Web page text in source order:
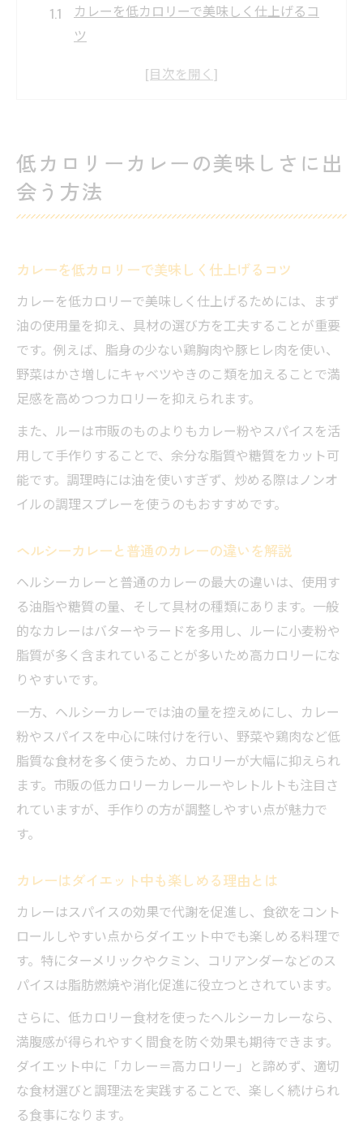
カレーを低カロリーで美味しく仕上げるコ
ツ
る
カレーのカロリーを下げる簡単な工夫とは
ダイエット中も満足できるカレー活用術
カレーの具材選びでカロリーを賢く調整
太らないカレーレシピの食べ方を徹底解説
低カロリーでも満足できるカレーの秘訣
カレーで痩せたい方のヘルシーな食べ方
ヘルシー食材で作るカレーアレンジ集
ヘルシーカレーを簡単に作るアレンジ術
カレーパウダーで作る低脂質カレーとは
カレー粉と食材の組み合わせでヘルシーに
脂質控えめカレーの新定番アイデア
脂質オフで楽しむカレーの作り方ポイント
カレー粉で叶えるヘルシーな味わいの秘密
低脂質カレーを簡単に作る調理法の工夫
カレーの油を控えても美味しい理由とは
カレーを低カロリーに保つ新発想アイデア
太らないカレー生活の実践テクニック
カレー好きも安心の太らない食べ方戦略
低カロリーカレーで賢くダイエットを続け
カレー生活でリバウンドしないコツ
無理なく続く低カロリーカレーの工夫
毎日でも飽きないカレー低カロリーレシピ
カレーのカロリーを抑える調理の工夫満載
ヘルシーカレーを習慣化するコツとポイン
ト
市販ルーを使わず低カロリーを実現する方
法
簡単に作れる続けやすいカレーの秘訣
低カロリーカレーの美味しさに出
会う方法
カレーを低カロリーで美味しく仕上げるコツ
カレーを低カロリーで美味しく仕上げるためには、まず
油の使用量を抑え、具材の選び方を工夫することが重要
です。例えば、脂身の少ない鶏胸肉や豚ヒレ肉を使い、
野菜はかさ増しにキャベツやきのこ類を加えることで満
足感を高めつつカロリーを抑えられます。
また、ルーは市販のものよりもカレー粉やスパイスを活
用して手作りすることで、余分な脂質や糖質をカット可
能です。調理時には油を使いすぎず、炒める際はノンオ
イルの調理スプレーを使うのもおすすめです。
ヘルシーカレーと普通のカレーの違いを解説
ヘルシーカレーと普通のカレーの最大の違いは、使用す
る油脂や糖質の量、そして具材の種類にあります。一般
的なカレーはバターやラードを多用し、ルーに小麦粉や
脂質が多く含まれていることが多いため高カロリーにな
りやすいです。
一方、ヘルシーカレーでは油の量を控えめにし、カレー
粉やスパイスを中心に味付けを行い、野菜や鶏肉など低
脂質な食材を多く使うため、カロリーが大幅に抑えられ
ます。市販の低カロリーカレールーやレトルトも注目さ
れていますが、手作りの方が調整しやすい点が魅力で
す。
カレーはダイエット中も楽しめる理由とは
カレーはスパイスの効果で代謝を促進し、食欲をコント
ロールしやすい点からダイエット中でも楽しめる料理で
す。特にターメリックやクミン、コリアンダーなどのス
パイスは脂肪燃焼や消化促進に役立つとされています。
さらに、低カロリー食材を使ったヘルシーカレーなら、
満腹感が得られやすく間食を防ぐ効果も期待できます。
ダイエット中に「カレー＝高カロリー」と諦めず、適切
な食材選びと調理法を実践することで、楽しく続けられ
る食事になります。